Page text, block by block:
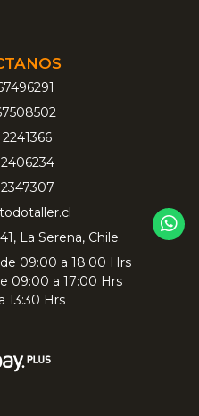
2241366
2406234
2347307
La Serena, Chile.
09:00 a 18:00 Hrs
09:00 a 17:00 Hrs
13:30 Hrs